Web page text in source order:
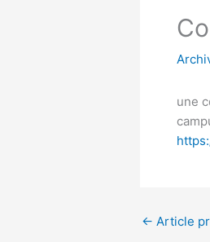
une
← Article